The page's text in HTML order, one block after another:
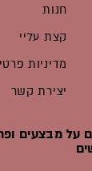
חנות
קצת עליי
מדיניות
יצירת קשר
על מבצעים